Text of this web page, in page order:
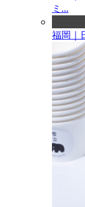
ミ...
福岡｜